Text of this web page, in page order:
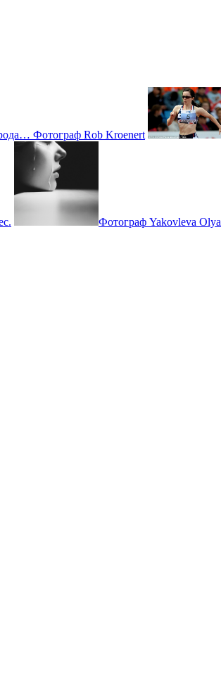
Фотограф Rob Kroenert
Фотограф Yakovleva Olya